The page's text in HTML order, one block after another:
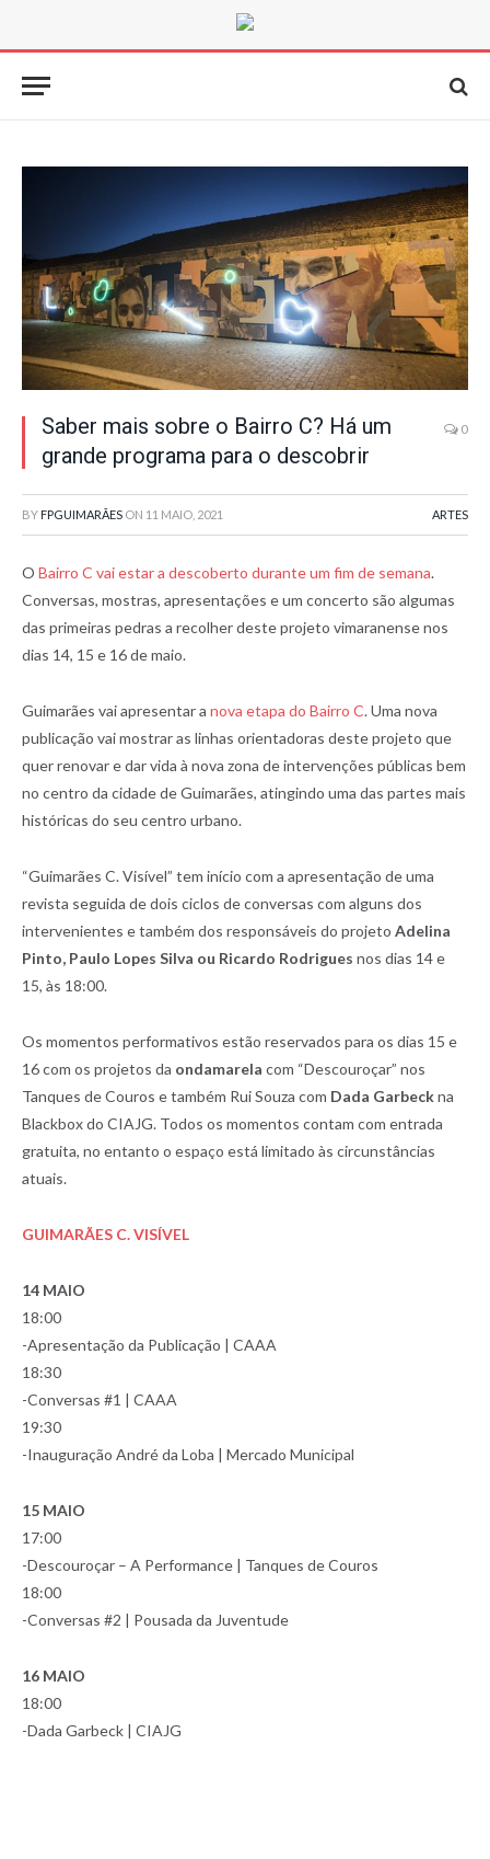
Saber mais sobre o Bairro C? Há um
grande programa para o descobrir
0
BY FPGUIMARÃES ON 11 MAIO, 2021 ARTES
O Bairro C vai estar a descoberto durante um fim de semana.
Conversas, mostras, apresentações e um concerto são algumas
das primeiras pedras a recolher deste projeto vimaranense nos
dias 14, 15 e 16 de maio.
Guimarães vai apresentar a nova etapa do Bairro C. Uma nova
publicação vai mostrar as linhas orientadoras deste projeto que
quer renovar e dar vida à nova zona de intervenções públicas bem
no centro da cidade de Guimarães, atingindo uma das partes mais
históricas do seu centro urbano.
“Guimarães C. Visível” tem início com a apresentação de uma
revista seguida de dois ciclos de conversas com alguns dos
intervenientes e também dos responsáveis do projeto Adelina
Pinto, Paulo Lopes Silva ou Ricardo Rodrigues nos dias 14 e
15, às 18:00.
Os momentos performativos estão reservados para os dias 15 e
16 com os projetos da ondamarela com “Descouroçar” nos
Tanques de Couros e também Rui Souza com Dada Garbeckna
Blackbox do CIAJG. Todos os momentos contam com entrada
gratuita, no entanto o espaço está limitado às circunstâncias
atuais.
GUIMARÃES C. VISÍVEL
14 MAIO
18:00
-Apresentação da Publicação | CAAA
18:30
-Conversas #1 | CAAA
19:30
-Inauguração André da Loba | Mercado Municipal
15 MAIO
17:00
-Descouroçar – A Performance | Tanques de Couros
18:00
-Conversas #2 | Pousada da Juventude
16 MAIO
18:00
-Dada Garbeck | CIAJG